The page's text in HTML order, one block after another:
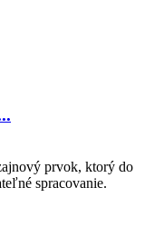
prvok, ktorý do
spracovanie.